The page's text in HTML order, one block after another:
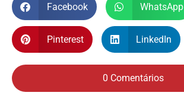
Facebook WhatsApp
Pinterest LinkedIn
0 Comentários